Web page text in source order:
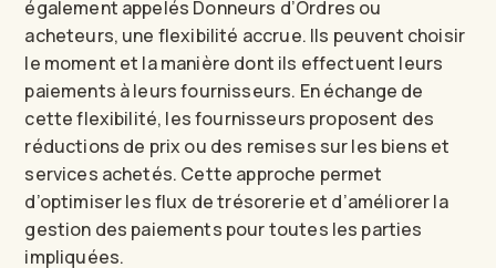
également appelés Donneurs d’Ordres ou
acheteurs, une flexibilité accrue. Ils peuvent choisir
le moment et la manière dont ils effectuent leurs
paiements à leurs fournisseurs. En échange de
cette flexibilité, les fournisseurs proposent des
réductions de prix ou des remises sur les biens et
services achetés. Cette approche permet
d’optimiser les flux de trésorerie et d’améliorer la
gestion des paiements pour toutes les parties
impliquées.